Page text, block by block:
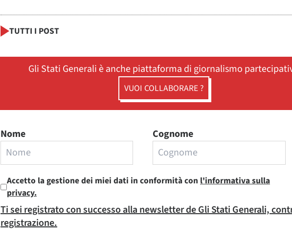
TUTTI I POST
Gli Stati Generali è anche piattaforma di giornalismo
VUOI COLLABORARE ?
Nome Cognome
Accetto la gestione dei miei dati in conformità con l'informativa sulla
privacy.
Ti sei registrato con successo alla newsletter de Gli Stati Generali,
registrazione.